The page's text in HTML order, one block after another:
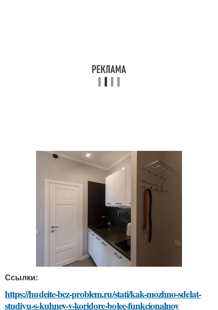
Ссылки:
https://hudeite-bez-problem.ru/stati/kak-mozhno-sdelat-
studiyu-s-kuhney-v-koridore-bolee-funkcionalnoy